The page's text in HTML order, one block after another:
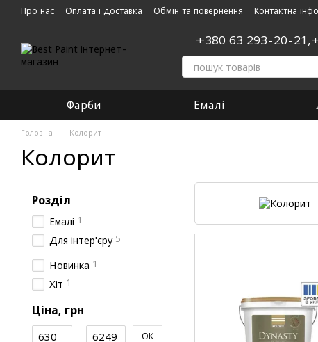
Перейти до основного контенту
Про нас Оплата і доставка Обмін та повернення Контактна
+380 63 293-20-21,
Фарби Емалі
Головна Колорит
Колорит
Розділ
Емалі 1
Для інтер'єру 5
Новинка 1
Хіт 1
Ціна, грн
ОК